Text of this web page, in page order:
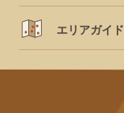
エリアガイド